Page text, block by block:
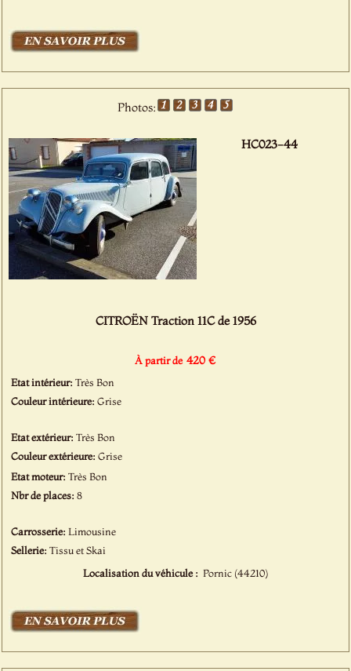
Photos:
HC023-44
CITROËN Traction 11C de 1956
À partir de 420 €
Etat intérieur:Très Bon
Couleur intérieure:Grise
Etat extérieur:Très Bon
Couleur extérieure:Grise
Etat moteur:Très Bon
Nbr de places:8
Carrosserie:Limousine
Sellerie:Tissu et Skai
Localisation du véhicule : Pornic (44210)